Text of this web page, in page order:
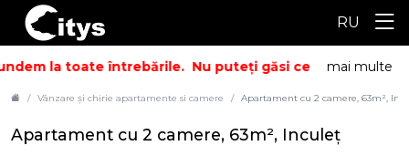
RU
la toate întrebările. Nu puteți găsi ceea ce căutați?
mai multe
Vânzare și chirie apartamente si camere Apartament cu 2 camere, 63m²,
Apartament cu 2 camere, 63m², Inculeț